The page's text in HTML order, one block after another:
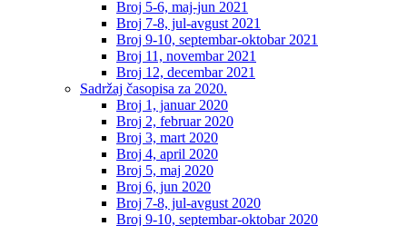
Broj 5-6, maj-jun 2021
Broj 7-8, jul-avgust 2021
Broj 9-10, septembar-oktobar 2021
Broj 11, novembar 2021
Broj 12, decembar 2021
Sadržaj časopisa za 2020.
Broj 1, januar 2020
Broj 2, februar 2020
Broj 3, mart 2020
Broj 4, april 2020
Broj 5, maj 2020
Broj 6, jun 2020
Broj 7-8, jul-avgust 2020
Broj 9-10, septembar-oktobar 2020